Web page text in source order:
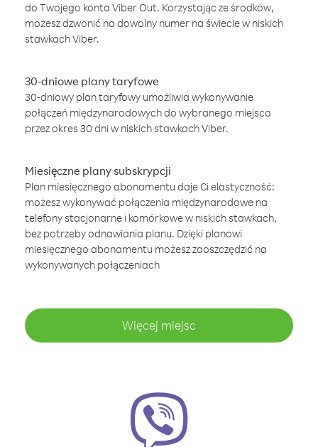
do Twojego konta Viber Out. Korzystając ze środków,
możesz dzwonić na dowolny numer na świecie w niskich
stawkach Viber.
30-dniowe plany taryfowe
30-dniowy plan taryfowy umożliwia wykonywanie
połączeń międzynarodowych do wybranego miejsca
przez okres 30 dni w niskich stawkach Viber.
Miesięczne plany subskrypcji
Plan miesięcznego abonamentu daje Ci elastyczność:
możesz wykonywać połączenia międzynarodowe na
telefony stacjonarne i komórkowe w niskich stawkach,
bez potrzeby odnawiania planu. Dzięki planowi
miesięcznego abonamentu możesz zaoszczędzić na
wykonywanych połączeniach
Więcej miejsc